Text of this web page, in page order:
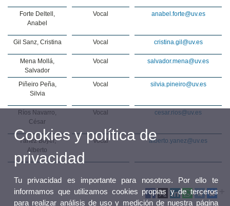
Forte Deltell,
Anabel
Vocal anabel.forte@uv.es
Gil Sanz, Cristina Vocal cristina.gil@uv.es
Mena Mollá,
Salvador
Vocal salvador.mena@uv.es
Piñeiro Peña,
Silvia
Vocal silvia.pineiro@uv.es
Ríos Navarro,
César
Vocal cesar.rios@uv.es
Yáñez Boyer,
Alberto
Vocal alberto.yanez@uv.es
Cookies y política de
privacidad
Tu privacidad es importante para nosotros. Por ello te
informamos que utilizamos cookies propias y de terceros
para realizar análisis de uso y medición de nuestra página